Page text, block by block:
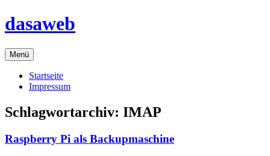
Zum
Inhalt
dasaweb
Menü
Startseite
Impressum
Schlagwortarchiv: IMAP
Raspberry Pi als Backupmaschine